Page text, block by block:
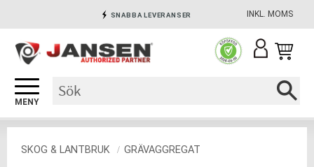
Meny
INKL. MOMS
SNABBA LEVERANSER
SÄKRA BETALNINGAR
SKOG & LANTBRUK GRÄVAGGREGAT